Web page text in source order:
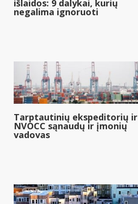
išlaidos: 9 dalykai, kurių
negalima ignoruoti
Tarptautinių ekspeditorių ir
NVOCC sąnaudų ir įmonių
vadovas